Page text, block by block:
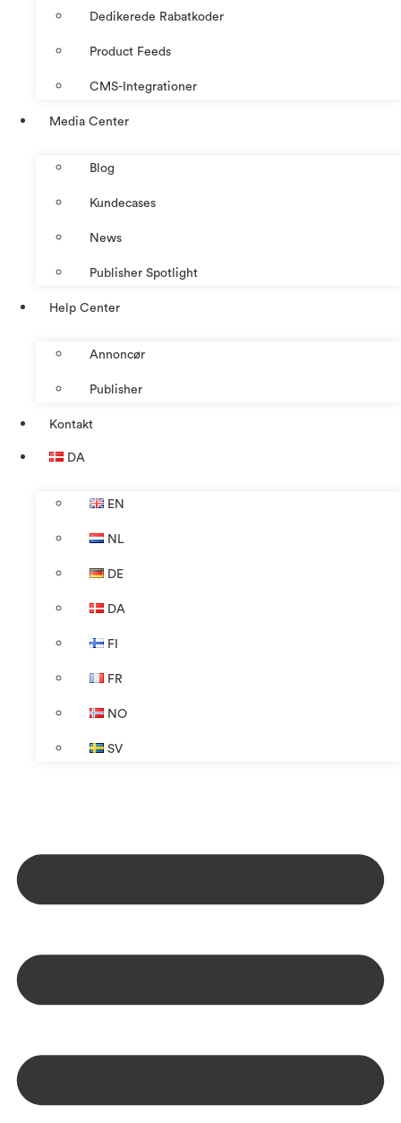
Dedikerede Rabatkoder
Product Feeds
CMS-Integrationer
Media Center
Blog
Kundecases
News
Publisher Spotlight
Help Center
Annoncør
Publisher
Kontakt
DA
EN
NL
DE
DA
FI
FR
NO
SV